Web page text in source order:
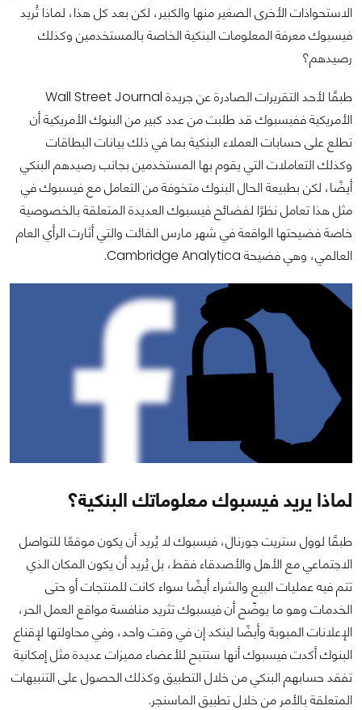
الاستحواذات الأخرى الصغير منها والكبير، لكن بعد كل هذا، لماذا تُريد
فيسبوك معرفة المعلومات البنكية الخاصة بالمستخدمين وكذلك
رصيدهم؟
طبقًا لأحد التقريرات الصادرة عن جريدة Wall Street Journal
الأمريكية ففيسبوك قد طلبت من عدد كبير من البنوك الأمريكية أن
تطلع على حسابات العملاء البنكية بما في ذلك بيانات البطاقات
وكذلك التعاملات التي يقوم بها المستخدمين بجانب رصيدهم البنكي
أيضًا، لكن بطبيعة الحال البنوك متخوفة من التعامل مع فيسبوك في
مثل هذا تعامل نظرًا لفضائح فيسبوك العديدة المتعلقة بالخصوصية
خاصة فضيحتها الواقعة في شهر مارس الفائت والتي أثارت الرأي العام
العالمي، وهي فضيحة Cambridge Analytica.
لماذا يريد فيسبوك معلوماتك البنكية؟
طبقًا لوول ستريت جورنال، فيسبوك لا يُريد أن يكون موقعًا للتواصل
الاجتماعي مع الأهل والأصدقاء فقط، بل يُريد أن يكون المكان الذي
تتم فيه عمليات البيع والشراء أيضًا سواء كانت للمنتجات أو حتى
الخدمات وهو ما يوضّح أن فيسبوك تثريد منافسة مواقع العمل الحر،
الإعلانات المبوبة وأيضًا لينكد إن في وقت واحد، وفي محاولتها لإقناع
البنوك أكدت فيسبوك أنها ستتيح للأعضاء مميزات عديدة مثل إمكانية
تفقد حسابهم البنكي من خلال التطبيق وكذلك الحصول على التنبيهات
المتعلقة بالأمر من خلال تطبيق الماسنجر.